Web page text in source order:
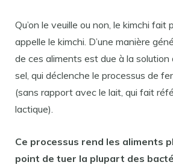
Qu’on le veuille ou non, le kimchi fait
appelle le kimchi. D’une manière
de ces aliments est due à la
sel, qui déclenche le processus de
(sans rapport avec le lait, qui fait
lactique).
Ce processus rend les aliments
point de tuer la plupart des